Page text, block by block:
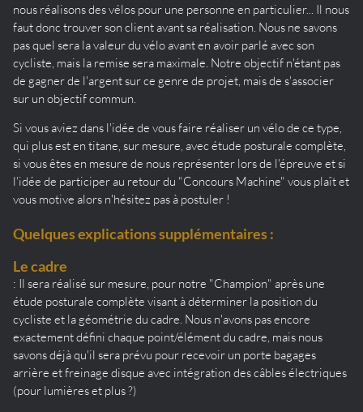
nous réalisons des vélos pour une personne en particulier... Il nous
faut donc trouver son client avant sa réalisation. Nous ne savons
pas quel sera la valeur du vélo avant en avoir parlé avec son
cycliste, mais la remise sera maximale. Notre objectif n'étant pas
de gagner de l'argent sur ce genre de projet, mais de s'associer
sur un objectif commun.
Si vous aviez dans l'idée de vous faire réaliser un vélo de ce type,
qui plus est en titane, sur mesure, avec étude posturale complète,
si vous êtes en mesure de nous représenter lors de l'épreuve et si
l'idée de participer au retour du "Concours Machine" vous plaît et
vous motive alors n'hésitez pas à postuler !
Quelques explications supplémentaires :
Le cadre
: Il sera réalisé sur mesure, pour notre "Champion" après une
étude posturale complète visant à déterminer la position du
cycliste et la géométrie du cadre. Nous n'avons pas encore
exactement défini chaque point/élément du cadre, mais nous
savons déjà qu'il sera prévu pour recevoir un porte bagages
arrière et freinage disque avec intégration des câbles électriques
(pour lumières et plus ?)